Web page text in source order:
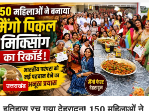
उत्तराखंड